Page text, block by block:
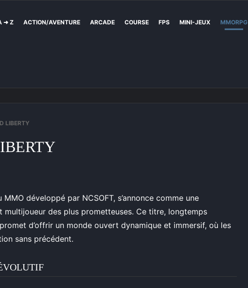
➜ Z ACTION/AVENTURE ARCADE COURSE FPS MINI-JEUX MMORPG
LIBERTY
MMO développé par NCSOFT, s’annonce comme une
multijoueur des plus prometteuses. Ce titre, longtemps
d’offrir un monde ouvert dynamique et immersif, où les
sans précédent.